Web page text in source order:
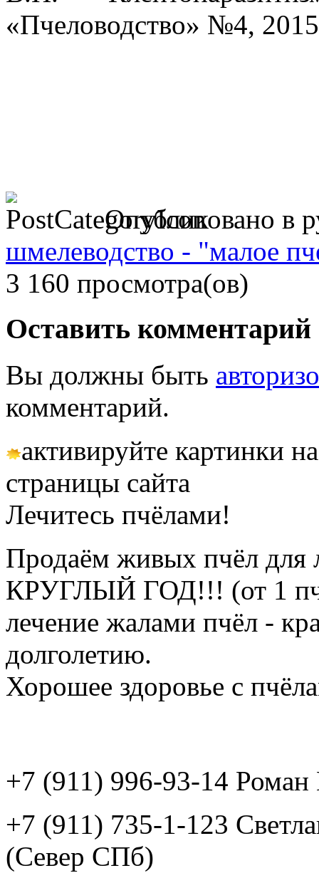
«Пчеловодство» №4,
Опубликовано в
шмелеводство - "малое
3 160 просмотра(ов)
Оставить комментарий
Вы должны быть
комментарий.
активируйте картинки
страницы сайта
Лечитесь пчёлами!
Продаём живых пчёл для
КРУГЛЫЙ ГОД!!! (от 1
лечение жалами пчёл -
долголетию.
Хорошее здоровье с
+7 (911) 996-93-14
+7 (911) 735-1-123
(Север СПб)